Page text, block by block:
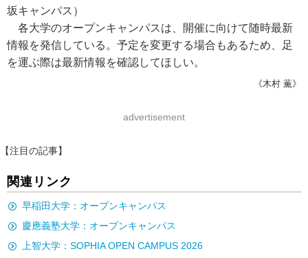
坂キャンパス）
各大学のオープンキャンパスは、開催に向けて随時最新
情報を発信している。予定を変更する場合もあるため、足
を運ぶ際は最新情報を確認してほしい。
《木村 薫》
advertisement
【注目の記事】
関連リンク
早稲田大学：オープンキャンパス
慶應義塾大学：オープンキャンパス
上智大学：SOPHIA OPEN CAMPUS 2026